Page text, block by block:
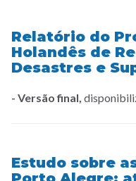
Relatório do
Holandês de
Desastres e
- Versão final,
Estudo sobre